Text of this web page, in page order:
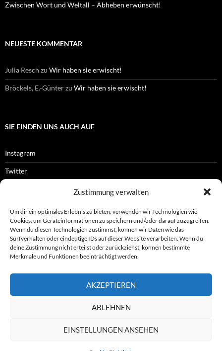
Zustimmung verwalten
Um dir ein optimales Erlebnis zu bieten, verwenden wir Technologien wie
Cookies, um Geräteinformationen zu speichern und/oder darauf zuzugreifen.
Wenn du diesen Technologien zustimmst, können wir Daten wie das
Surfverhalten oder eindeutige IDs auf dieser Website verarbeiten. Wenn du
deine Zustimmung nicht erteilst oder zurückziehst, können bestimmte
Merkmale und Funktionen beeinträchtigt werden.
AKZEPTIEREN
ABLEHNEN
EINSTELLUNGEN ANSEHEN
Zwischen Wort und Weltall – Abheben erwünscht!
NEUESTE KOMMENTAR
Julia Resch zu Wir haben sie erwischt!
Bröckels, E.-Günterzu Wir haben sie erwischt!
SIE FINDEN UNS AUCH AUF
Instagram
Twitter
OFFIZIELLES
Impressum